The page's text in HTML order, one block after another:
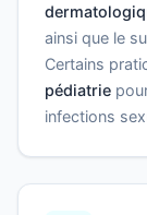
ainsi que le
Certains
pédiatrie
infections